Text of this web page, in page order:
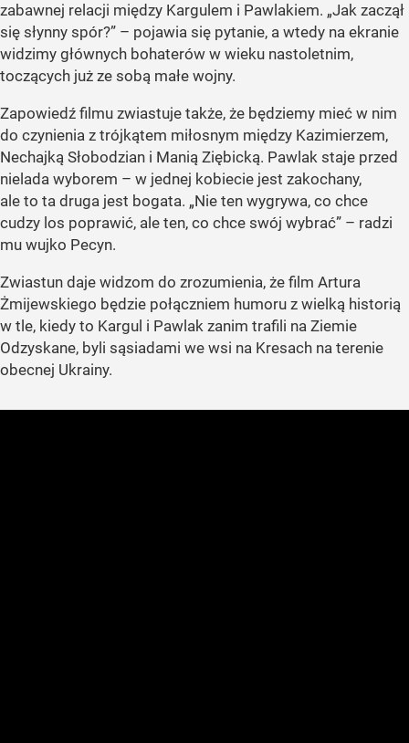
zabawnej relacji między Kargulem i Pawlakiem. „Jak zaczął
się słynny spór?” – pojawia się pytanie, a wtedy na ekranie
widzimy głównych bohaterów w wieku nastoletnim,
toczących już ze sobą małe wojny.
Zapowiedź filmu zwiastuje także, że będziemy mieć w nim
do czynienia z trójkątem miłosnym między Kazimierzem,
Nechajką Słobodzian i Manią Ziębicką. Pawlak staje przed
nielada wyborem – w jednej kobiecie jest zakochany,
ale to ta druga jest bogata. „Nie ten wygrywa, co chce
cudzy los poprawić, ale ten, co chce swój wybrać” – radzi
mu wujko Pecyn.
Zwiastun daje widzom do zrozumienia, że film Artura
Żmijewskiego będzie połączniem humoru z wielką historią
w tle, kiedy to Kargul i Pawlak zanim trafili na Ziemie
Odzyskane, byli sąsiadami we wsi na Kresach na terenie
obecnej Ukrainy.